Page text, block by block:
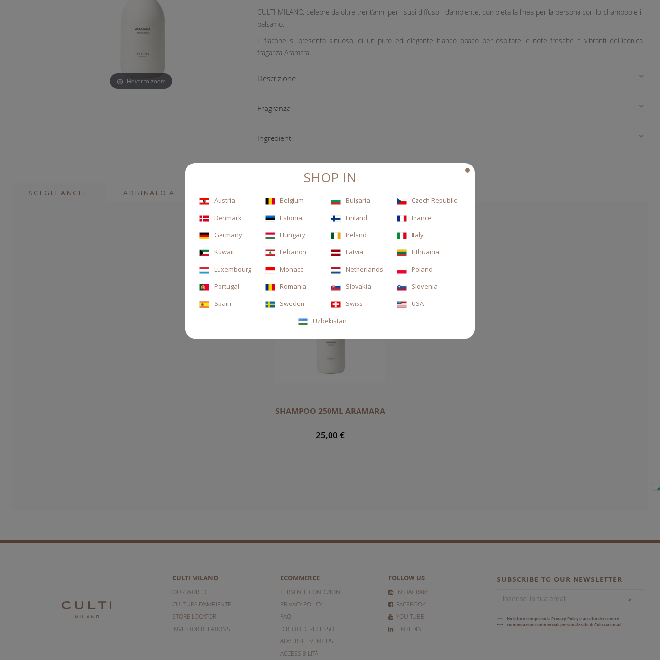
CULTI MILANO, celebre da oltre trent’anni per i suoi diffusori d’ambiente, completa la linea per la persona con lo shampoo e il
balsamo.
Il flacone si presenta sinuoso, di un puro ed elegante bianco opaco per ospitare le note fresche e vibranti dell’iconica
fraganza Aramara.
Descrizione
Fragranza
Ingredienti
Hover to zoom
SCEGLI ANCHE
SHAMPOO 250ML ARAMARA
25,00 €
ABBINALO A
CULTI MILANO
OUR WORLD
CULTURA D'AMBIENTE
STORE LOCATOR
INVESTOR RELATIONS
ECOMMERCE
TERMINI E CONDIZIONI
PRIVACY POLICY
FAQ
DIRITTO DI RECESSO
ADVERSE EVENT US
ACCESSIBILITÀ
FOLLOW US
INSTAGRAM
FACEBOOK
YOU TUBE
LINKEDIN
SUBSCRIBE TO OUR NEWSLETTER
>
Ho letto e compreso la Privacy Policy e accetto di ricevere
comunicazioni commerciali personalizzate di Culti via email
SHOP IN
Austria Belgium Bulgaria
Czech Republic
Denmark
Estonia Finland
France
Germany
Hungary Ireland
Italy
Kuwait
Lebanon Latvia
Lithuania
Luxembourg
Monaco Netherlands
Poland
Portugal
Romania Slovakia
Slovenia
Spain
Sweden Swiss
USA
Uzbekistan